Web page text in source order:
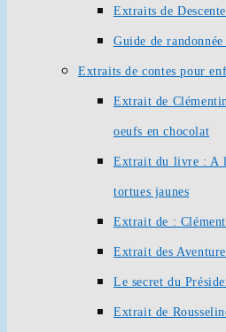
Extraits de
Guide de
Extraits de contes pour
Extrait de
oeufs en chocolat
Extrait du livre : A
tortues jaunes
Extrait de :
Extrait des
Le secret du
Extrait de